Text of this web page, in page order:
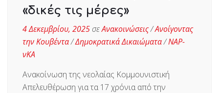
«δικές τις μέρες»
4 Δεκεμβρίου, 2025σεΑνακοινώσεις/Ανοίγοντας
την Κουβέντα/Δημοκρατικά Δικαιώματα/ΝΑΡ-
νΚΑ
Ανακοίνωση της νεολαίας Κομμουνιστική
Απελευθέρωση για τα 17 χρόνια από την